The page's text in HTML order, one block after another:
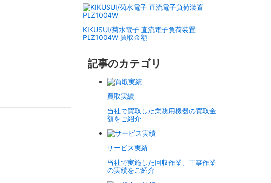
KIKUSUI/菊水電子 直流電子負荷装置
PLZ1004W 買取金額
記事のカテゴリ
買取実績
当社で買取した業務用機器の買取金
額をご紹介
サービス実績
当社で実施した回収作業、工事作業
の実績をご紹介